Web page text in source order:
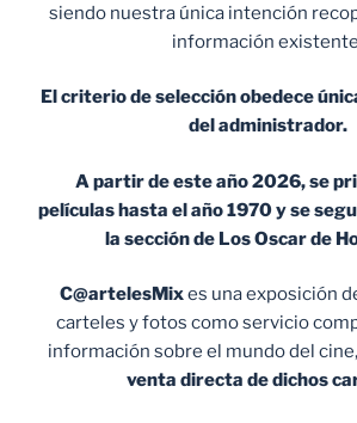
siendo nuestra única intención
información
El criterio de selección obedece
del administrador.
A partir de este año 2026, se
películas hasta el año 1970 y se
la sección de Los Oscar de
C@artelesMixes una exposición
carteles y fotos como servicio
información sobre el mundo del cine,
venta directa de dichos